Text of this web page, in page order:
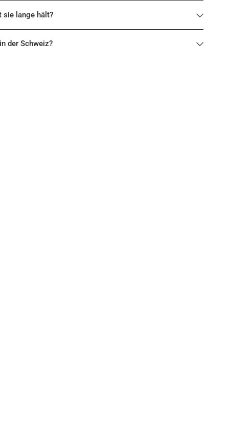
sie lange hält?
der Schweiz?